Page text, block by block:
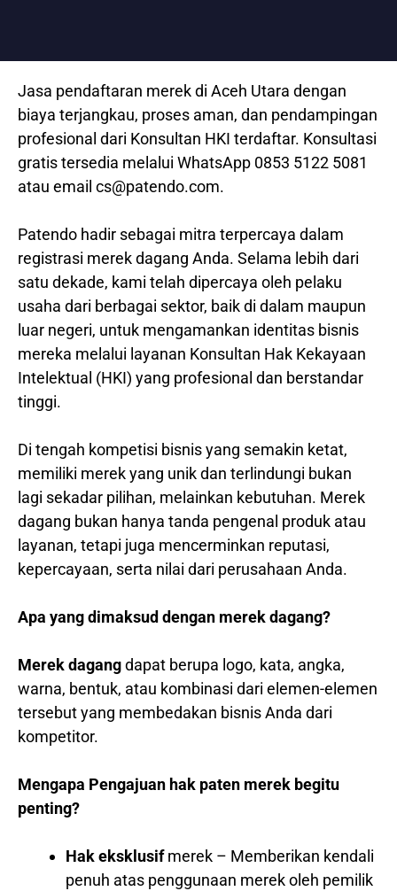
Jasa pendaftaran merek di Aceh Utara dengan
biaya terjangkau, proses aman, dan pendampingan
profesional dari Konsultan HKI terdaftar. Konsultasi
gratis tersedia melalui WhatsApp 0853 5122 5081
atau email cs@patendo.com.
Patendo hadir sebagai mitra terpercaya dalam
registrasi merek dagang Anda. Selama lebih dari
satu dekade, kami telah dipercaya oleh pelaku
usaha dari berbagai sektor, baik di dalam maupun
luar negeri, untuk mengamankan identitas bisnis
mereka melalui layanan Konsultan Hak Kekayaan
Intelektual (HKI) yang profesional dan berstandar
tinggi.
Di tengah kompetisi bisnis yang semakin ketat,
memiliki merek yang unik dan terlindungi bukan
lagi sekadar pilihan, melainkan kebutuhan. Merek
dagang bukan hanya tanda pengenal produk atau
layanan, tetapi juga mencerminkan reputasi,
kepercayaan, serta nilai dari perusahaan Anda.
Apa yang dimaksud dengan merek dagang?
Merek dagangdapat berupa logo, kata, angka,
warna, bentuk, atau kombinasi dari elemen-elemen
tersebut yang membedakan bisnis Anda dari
kompetitor.
Mengapa Pengajuan hak paten merek begitu
penting?
Hak eksklusifmerek – Memberikan kendali
penuh atas penggunaan merek oleh pemilik